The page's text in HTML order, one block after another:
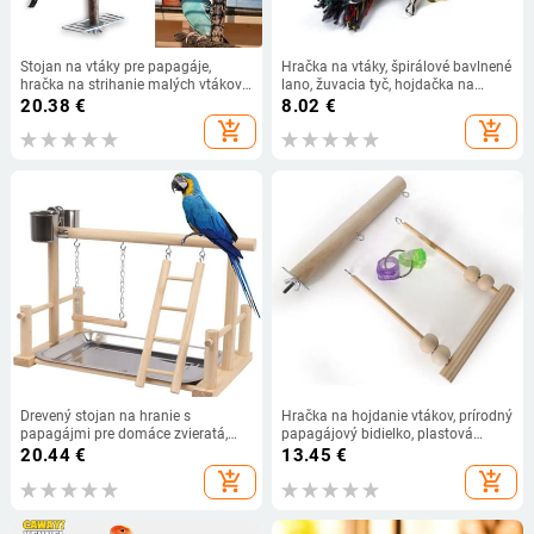
Stojan na vtáky pre papagáje,
hračka na strihanie malých vtákov,
jednoduchá inštalácia
20.38 €
add_shopping_cart
Hračka na vtáky, špirálové bavlnené
lano, žuvacia tyč, hojdačka na
papagáje, lezenie, stojace hračky so
8.02 €
add_shopping_cart
Drevený stojan na hranie s
papagájmi pre domáce zvieratá,
ihrisko pre papagáje, vtáčie ihrisko,
stojan na hranie s vtákmi, drevený
rebrík na ihrisko s oceľovou
20.44€
add_shopping_cart
Hračka na hojdanie vtákov, prírodný
papagájový bidielko, plastová
žuvacia klietka, príslušenstvo
13.45 €
add_shopping_cart